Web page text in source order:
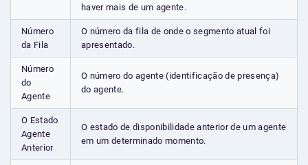
haver mais de um agente.
Número
da Fila
O número da fila de onde o segmento atual foi
apresentado.
Número
do
Agente
O número do agente (identificação de presença)
do agente.
O Estado
Agente
Anterior
O estado de disponibilidade anterior de um agente
em um determinado momento.